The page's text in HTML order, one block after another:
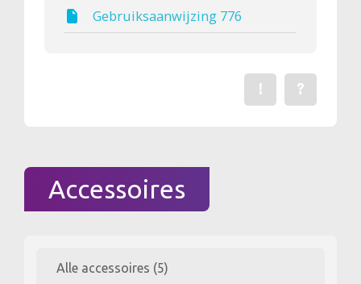
Gebruiksaanwijzing 776
Stel een
?
Een fout gevonden?
!
Accessoires
Alle accessoires (5)